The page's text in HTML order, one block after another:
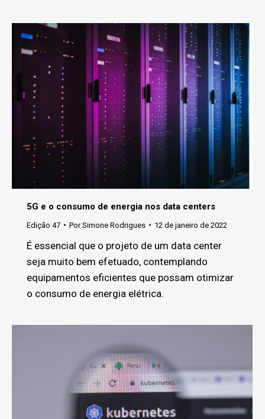
5G e o consumo de energia nos data centers
Edição 47 PorSimone Rodrigues 12 de janeiro de 2022
É essencial que o projeto de um data center
seja muito bem efetuado, contemplando
equipamentos eficientes que possam otimizar
o consumo de energia elétrica.